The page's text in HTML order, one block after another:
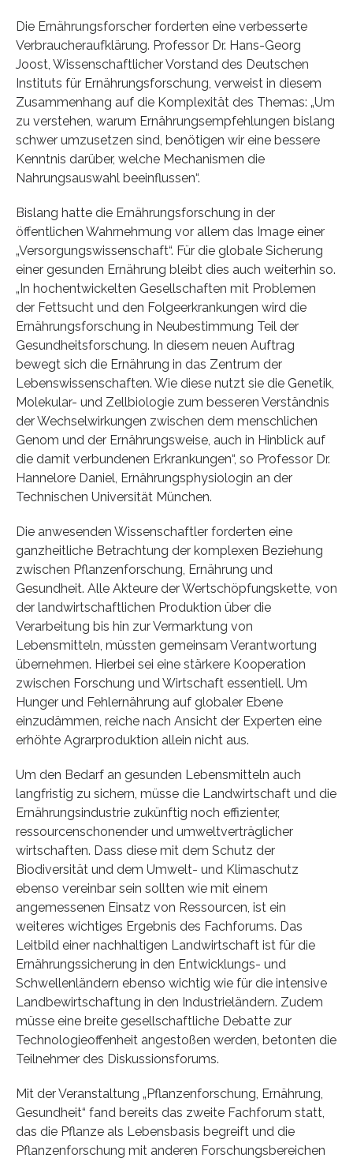
Die Ernährungsforscher forderten eine verbesserte
Verbraucheraufklärung. Professor Dr. Hans-Georg
Joost, Wissenschaftlicher Vorstand des Deutschen
Instituts für Ernährungsforschung, verweist in diesem
Zusammenhang auf die Komplexität des Themas: „Um
zu verstehen, warum Ernährungsempfehlungen bislang
schwer umzusetzen sind, benötigen wir eine bessere
Kenntnis darüber, welche Mechanismen die
Nahrungsauswahl beeinflussen“.
Bislang hatte die Ernährungsforschung in der
öffentlichen Wahrnehmung vor allem das Image einer
„Versorgungswissenschaft“. Für die globale Sicherung
einer gesunden Ernährung bleibt dies auch weiterhin so.
„In hochentwickelten Gesellschaften mit Problemen
der Fettsucht und den Folgeerkrankungen wird die
Ernährungsforschung in Neubestimmung Teil der
Gesundheitsforschung. In diesem neuen Auftrag
bewegt sich die Ernährung in das Zentrum der
Lebenswissenschaften. Wie diese nutzt sie die Genetik,
Molekular- und Zellbiologie zum besseren Verständnis
der Wechselwirkungen zwischen dem menschlichen
Genom und der Ernährungsweise, auch in Hinblick auf
die damit verbundenen Erkrankungen“, so Professor Dr.
Hannelore Daniel, Ernährungsphysiologin an der
Technischen Universität München.
Die anwesenden Wissenschaftler forderten eine
ganzheitliche Betrachtung der komplexen Beziehung
zwischen Pflanzenforschung, Ernährung und
Gesundheit. Alle Akteure der Wertschöpfungskette, von
der landwirtschaftlichen Produktion über die
Verarbeitung bis hin zur Vermarktung von
Lebensmitteln, müssten gemeinsam Verantwortung
übernehmen. Hierbei sei eine stärkere Kooperation
zwischen Forschung und Wirtschaft essentiell. Um
Hunger und Fehlernährung auf globaler Ebene
einzudämmen, reiche nach Ansicht der Experten eine
erhöhte Agrarproduktion allein nicht aus.
Um den Bedarf an gesunden Lebensmitteln auch
langfristig zu sichern, müsse die Landwirtschaft und die
Ernährungsindustrie zukünftig noch effizienter,
ressourcenschonender und umweltverträglicher
wirtschaften. Dass diese mit dem Schutz der
Biodiversität und dem Umwelt- und Klimaschutz
ebenso vereinbar sein sollten wie mit einem
angemessenen Einsatz von Ressourcen, ist ein
weiteres wichtiges Ergebnis des Fachforums. Das
Leitbild einer nachhaltigen Landwirtschaft ist für die
Ernährungssicherung in den Entwicklungs- und
Schwellenländern ebenso wichtig wie für die intensive
Landbewirtschaftung in den Industrieländern. Zudem
müsse eine breite gesellschaftliche Debatte zur
Technologieoffenheit angestoßen werden, betonten die
Teilnehmer des Diskussionsforums.
Mit der Veranstaltung „Pflanzenforschung, Ernährung,
Gesundheit“ fand bereits das zweite Fachforum statt,
das die Pflanze als Lebensbasis begreift und die
Pflanzenforschung mit anderen Forschungsbereichen